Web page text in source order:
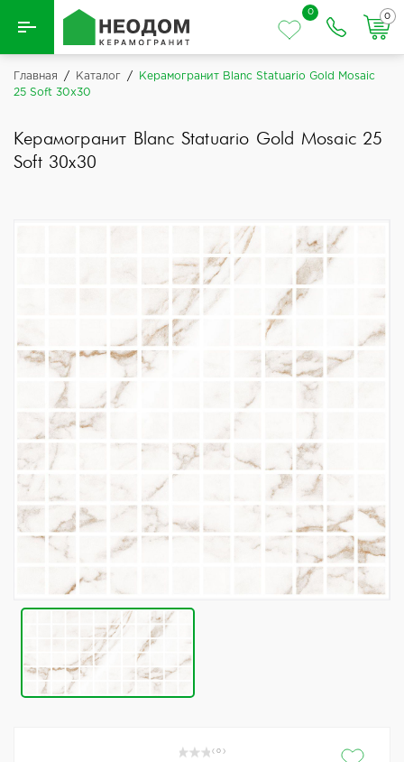
Назад
Керамическая плитка
0
0
Главная / Каталог /
Керамогранит Blanc Statuario Gold Mosaic
25 Soft 30x30
Керамогранит Blanc Statuario Gold Mosaic 25
Soft 30x30
( 0 )